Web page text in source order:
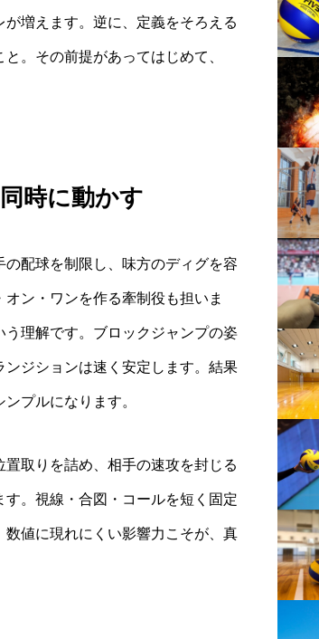
増えます。逆に、定義をそろえる
。その前提があってはじめて、
時に動かす
配球を制限し、味方のディグを容
ン・ワンを作る牽制役も担いま
理解です。ブロックジャンプの姿
ジションは速く安定します。結果
プルになります。
取りを詰め、相手の速攻を封じる
。視線・合図・コールを短く固定
値に現れにくい影響力こそが、真